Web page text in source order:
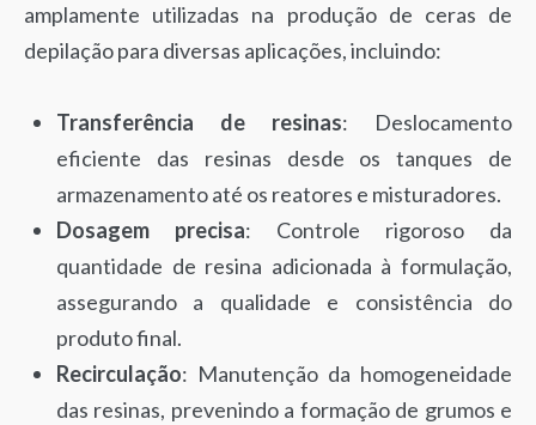
amplamente utilizadas na produção de ceras de
depilação para diversas aplicações, incluindo:
Transferência de resinas: Deslocamento
eficiente das resinas desde os tanques de
armazenamento até os reatores e misturadores.
Dosagem precisa: Controle rigoroso da
quantidade de resina adicionada à formulação,
assegurando a qualidade e consistência do
produto final.
Recirculação: Manutenção da homogeneidade
das resinas, prevenindo a formação de grumos e